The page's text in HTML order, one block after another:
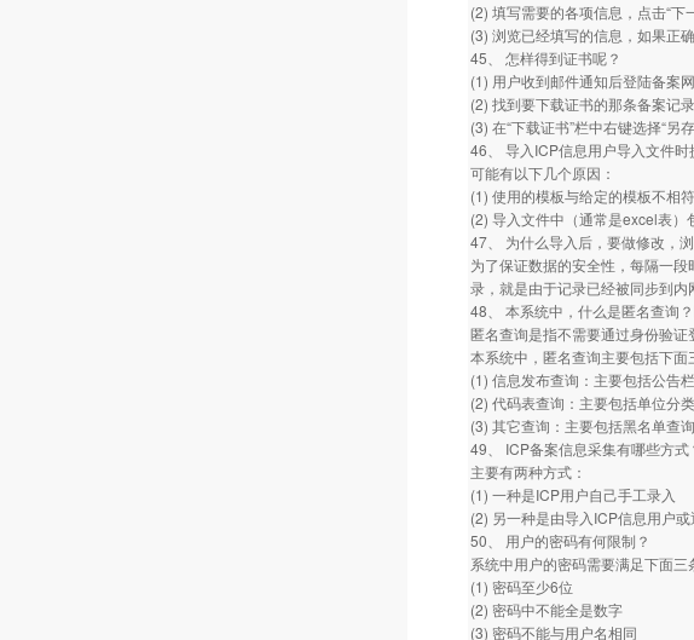
(2) 填写需要的各项信息，点击“下
(3) 浏览已经填写的信息，如果正
45、 怎样得到证书呢？
(1) 用户收到邮件通知后登陆备案
(2) 找到要下载证书的那条备案记录
(3) 在“下载证书”栏中右键选择“
46、 导入ICP信息用户导入文件时
可能有以下几个原因：
(1) 使用的模板与给定的模板不相符
(2) 导入文件中（通常是excel表
47、 为什么导入后，要做修改，
为了保证数据的安全性，每隔一
录，就是由于记录已经被同步到内
48、 本系统中，什么是匿名查询
匿名查询是指不需要通过身份验证
本系统中，匿名查询主要包括下面
(1) 信息发布查询：主要包括公告
(2) 代码表查询：主要包括单位分
(3) 其它查询：主要包括黑名单查
49、 ICP备案信息采集有哪些方式
主要有两种方式：
(1) 一种是ICP用户自己手工录入
(2) 另一种是由导入ICP信息用户
50、 用户的密码有何限制？
系统中用户的密码需要满足下面三
(1) 密码至少6位
(2) 密码中不能全是数字
(3) 密码不能与用户名相同